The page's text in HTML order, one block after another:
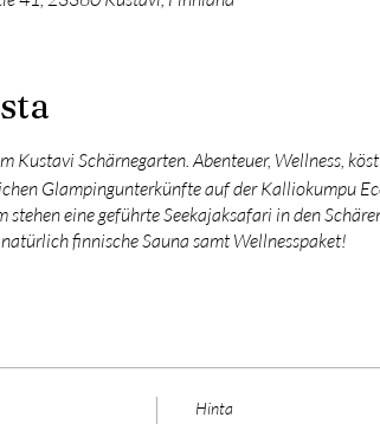
Kustavi Schärnegarten. Abenteuer, Wellness,
Glampingunterkünfte auf der Kalliokumpu
eine geführte Seekajaksafari in den
finnische Sauna samt Wellnesspaket!
Hinta